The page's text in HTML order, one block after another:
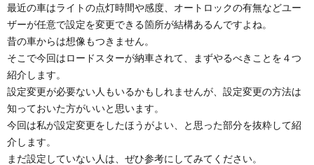
最近の車はライトの点灯時間や感度、オートロックの有無などユー
ザーが任意で設定を変更できる箇所が結構あるんですよね。
昔の車からは想像もつきません。
そこで今回はロードスターが納車されて、まずやるべきことを４つ
紹介します。
設定変更が必要ない人もいるかもしれませんが、設定変更の方法は
知っておいた方がいいと思います。
今回は私が設定変更をしたほうがよい、と思った部分を抜粋して紹
介します。
まだ設定していない人は、ぜひ参考にしてみてください。